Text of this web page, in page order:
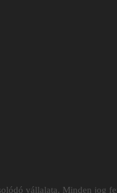
vállalata. Minden jog